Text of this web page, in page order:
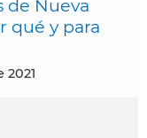
de Nueva
qué y para
2021